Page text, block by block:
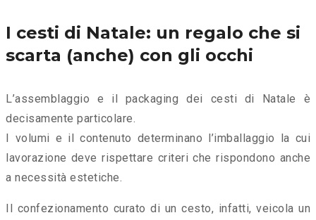
I cesti di Natale: un regalo che si
scarta (anche) con gli occhi
L’assemblaggio e il packaging dei cesti di Natale è
decisamente particolare.
I volumi e il contenuto determinano l’imballaggio la cui
lavorazione deve rispettare criteri che rispondono anche
a necessità estetiche.
Il confezionamento curato di un cesto, infatti, veicola un